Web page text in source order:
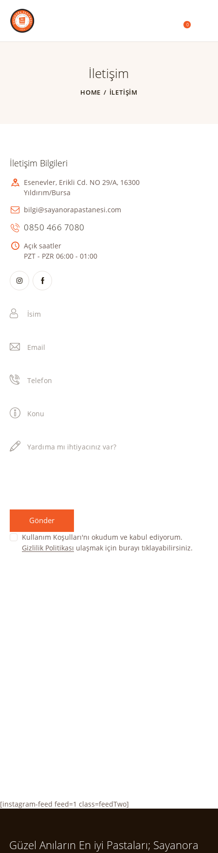
0
İletişim
HOME İLETIŞIM
İletişim Bilgileri
Esenevler, Erikli Cd. NO 29/A, 16300
Yıldırım/Bursa
bilgi@sayanorapastanesi.com
0850 466 7080
Açık saatler
PZT - PZR 06:00 - 01:00
Kullanım Koşulları'nı okudum ve kabul ediyorum.
Gizlilik Politikası ulaşmak için burayı tıklayabilirsiniz.
[instagram-feed feed=1 class=feedTwo]
Güzel Anıların En iyi Pastaları; Sayanora